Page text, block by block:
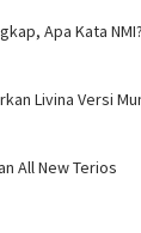
Apa Kata NMI?
Livina Versi
All New Terios